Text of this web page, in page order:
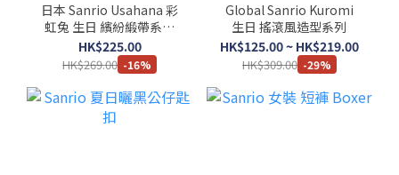
日本 Sanrio Usahana 彩
虹兔 生日 繽紛緞帶系列
斜揹袋
HK$225.00
HK$269.00 -16%
Global Sanrio Kuromi
生日 搖滾風造型系列
HK$125.00 ~ HK$219.00
HK$309.00 -29%